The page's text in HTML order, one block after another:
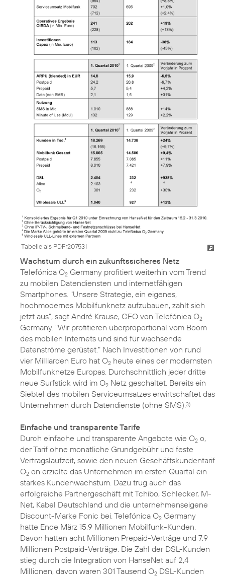
Tabelle als PDFr207531
Wachstum durch ein zukunftssicheres Netz
Telefónica O2 Germany profitiert weiterhin vom Trend
zu mobilen Datendiensten und internetfähigen
Smartphones. "Unsere Strategie, ein eigenes,
hochmodernes Mobilfunknetz aufzubauen, zahlt sich
jetzt aus", sagt André Krause, CFO von Telefónica O2
Germany. "Wir profitieren überproportional vom Boom
des mobilen Internets und sind für wachsende
Datenströme gerüstet." Nach Investitionen von rund
vier Milliarden Euro hat O2 heute eines der modernsten
Mobilfunknetze Europas. Durchschnittlich jeder dritte
neue Surfstick wird im O2 Netz geschaltet. Bereits ein
Siebtel des mobilen Serviceumsatzes erwirtschaftet das
Unternehmen durch Datendienste (ohne SMS). 3)
Einfache und transparente Tarife
Durch einfache und transparente Angebote wie O2 o,
der Tarif ohne monatliche Grundgebühr und feste
Vertragslaufzeit, sowie den neuen Geschäftskundentarif
O2 on erzielte das Unternehmen im ersten Quartal ein
starkes Kundenwachstum. Dazu trug auch das
erfolgreiche Partnergeschäft mit Tchibo, Schlecker, M-
Net, Kabel Deutschland und die unternehmenseigene
Discount-Marke Fonic bei. Telefónica O2 Germany
hatte Ende März 15,9 Millionen Mobilfunk-Kunden.
Davon hatten acht Millionen Prepaid-Verträge und 7,9
Millionen Postpaid-Verträge. Die Zahl der DSL-Kunden
stieg durch die Integration von HanseNet auf 2,4
Millionen, davon waren 301 Tausend O2 DSL-Kunden